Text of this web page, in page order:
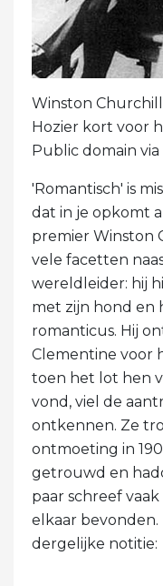
Winston
Hozier kort voor
Public domain
'Romantisch' is
dat in je opkomt
premier Winston
vele facetten
wereldleider: hij
met zijn hond en
romanticus. Hij
Clementine voor
toen het lot hen
vond, viel de
ontkennen. Ze
ontmoeting in
getrouwd en
paar schreef
elkaar
dergelijke notitie: